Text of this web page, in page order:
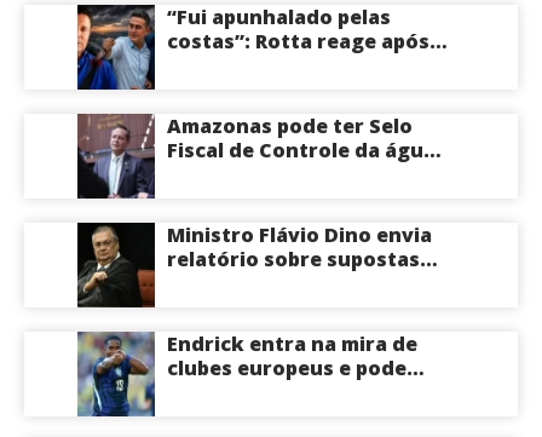
“Fui apunhalado pelas
costas”: Rotta reage após
o Senado pelo Amazonas;
veja
Amazonas pode ter Selo
Fiscal de Controle da água
Ministro Flávio Dino envia
relatório sobre supostas
Endrick entra na mira de
clubes europeus e pode